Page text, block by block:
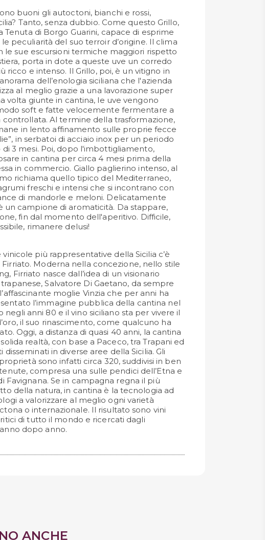
buoni gli autoctoni, bianchi e rossi,
Tanto, senza dubbio. Come questo Grillo,
Tenuta di Borgo Guarini, capace di esprime
peculiarità del suo terroir d’origine. Il clima
le sue escursioni termiche maggiori rispetto
porta in dote a queste uve un corredo
ricco e intenso. Il Grillo, poi, è un vitigno in
dell’enologia siciliana che l'azienda
al meglio grazie a una lavorazione super
volta giunte in cantina, le uve vengono
soft e fatte velocemente fermentare a
Al termine della trasformazione,
in lento affinamento sulle proprie fecce
in serbatoi di acciaio inox per un periodo
di 3 mesi. Poi, dopo l'imbottigliamento,
in cantina per circa 4 mesi prima della
in commercio. Giallo paglierino intenso, al
richiama quello tipico del Mediterraneo,
freschi e intensi che si incontrano con
di mandorle e meloni. Delicatamente
un campione di aromaticità. Da stappare,
fin dal momento dell'aperitivo. Difficile,
rimanere delusi!
vinicole più rappresentative della Sicilia c’è
Moderna nella concezione, nello stile
Firriato nasce dall’idea di un visionario
Salvatore Di Gaetano, da sempre
moglie Vinzia che per anni ha
l’immagine pubblica della cantina nel
negli anni 80 e il vino siciliano sta per vivere il
il suo rinascimento, come qualcuno ha
Oggi, a distanza di quasi 40 anni, la cantina
realtà, con base a Paceco, tra Trapani ed
disseminati in diverse aree della Sicilia. Gli
sono infatti circa 320, suddivisi in ben
compresa una sulle pendici dell’Etna e
Favignana. Se in campagna regna il più
della natura, in cantina è la tecnologia ad
a valorizzare al meglio ogni varietà
o internazionale. Il risultato sono vini
di tutto il mondo e ricercati dagli
dopo anno.
ANCHE